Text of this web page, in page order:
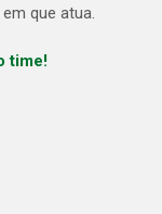
que atua.
time!